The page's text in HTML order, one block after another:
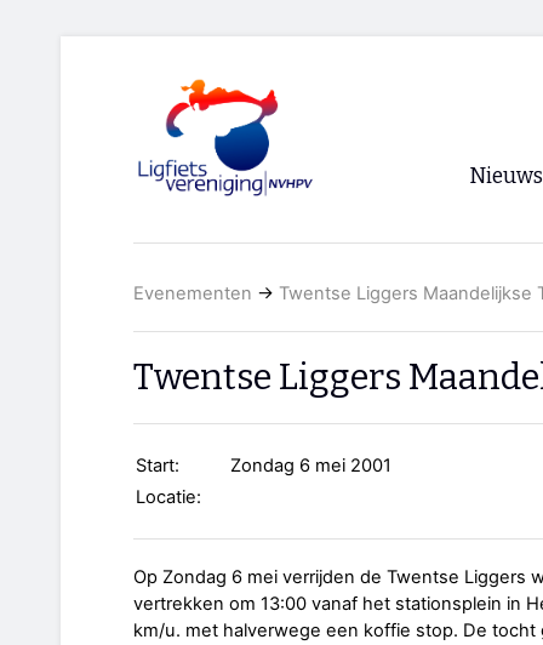
Nieuws
RSS
Evenementen → Twentse Liggers Maandelijkse
Twentse Liggers
Start:
Zondag 6 mei 2001
Locatie:
Op Zondag 6 mei verrijden de Twentse Liggers
vertrekken om 13:00 vanaf het stationsplein in
km/u. met halverwege een koffie stop. De tocht